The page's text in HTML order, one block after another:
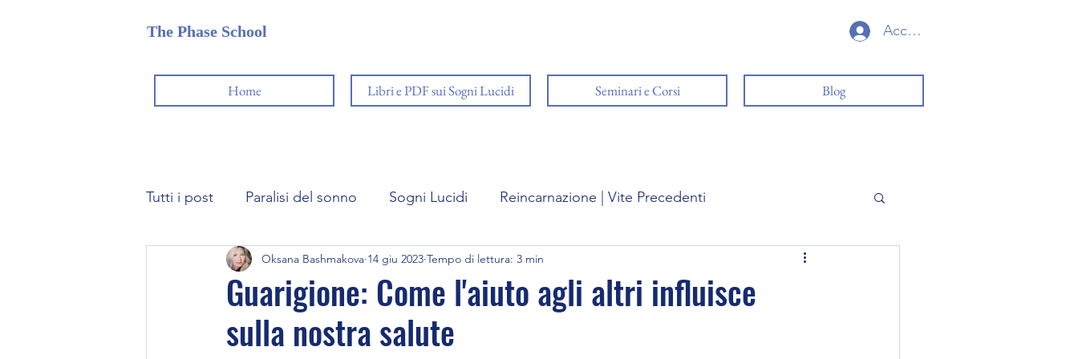
Accedi
The Phase School
Home Libri e PDF sui Sogni Lucidi Seminari e Corsi Blog
Tutti i post Paralisi del sonno Sogni Lucidi Reincarnazione | Vite Precedenti
Karma | La Legge di Causa-Effetto Viaggi Astrali Previsioni sul futuro
Come gestire lo spazio dei sogni Esperienza di pre-morte | NDE
Guarigione: Come l'aiuto agli altri influisce
sulla nostra salute
Oksana Bashmakova 14 giu 2023 Tempo di lettura: 3 min